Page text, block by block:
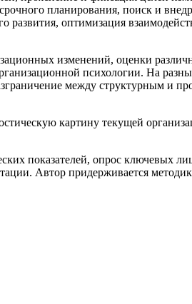
планирования, поиск и
развития, оптимизация
изменений, оценки
психологии. На
между структурным и
картину текущей
показателей, опрос ключевых
Автор придерживается